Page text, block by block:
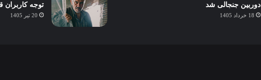
دوربین جنجالی شد
18 خرداد 1405
توجه کاربران
20 تیر 1405